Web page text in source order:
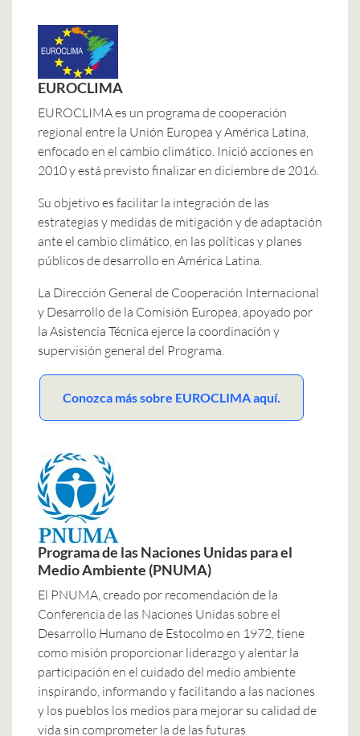
EUROCLIMA
EUROCLIMA es un programa de cooperación
regional entre la Unión Europea y América Latina,
enfocado en el cambio climático. Inició acciones en
2010 y está previsto finalizar en diciembre de 2016.
Su objetivo es facilitar la integración de las
estrategias y medidas de mitigación y de adaptación
ante el cambio climático, en las políticas y planes
públicos de desarrollo en América Latina.
La Dirección General de Cooperación Internacional
y Desarrollo de la Comisión Europea, apoyado por
la Asistencia Técnica ejerce la coordinación y
supervisión general del Programa.
Conozca más sobre EUROCLIMA aquí.
Programa de las Naciones Unidas para el
Medio Ambiente (PNUMA)
El PNUMA, creado por recomendación de la
Conferencia de las Naciones Unidas sobre el
Desarrollo Humano de Estocolmo en 1972, tiene
como misión proporcionar liderazgo y alentar la
participación en el cuidado del medio ambiente
inspirando, informando y facilitando a las naciones
y los pueblos los medios para mejorar su calidad de
vida sin comprometer la de las futuras